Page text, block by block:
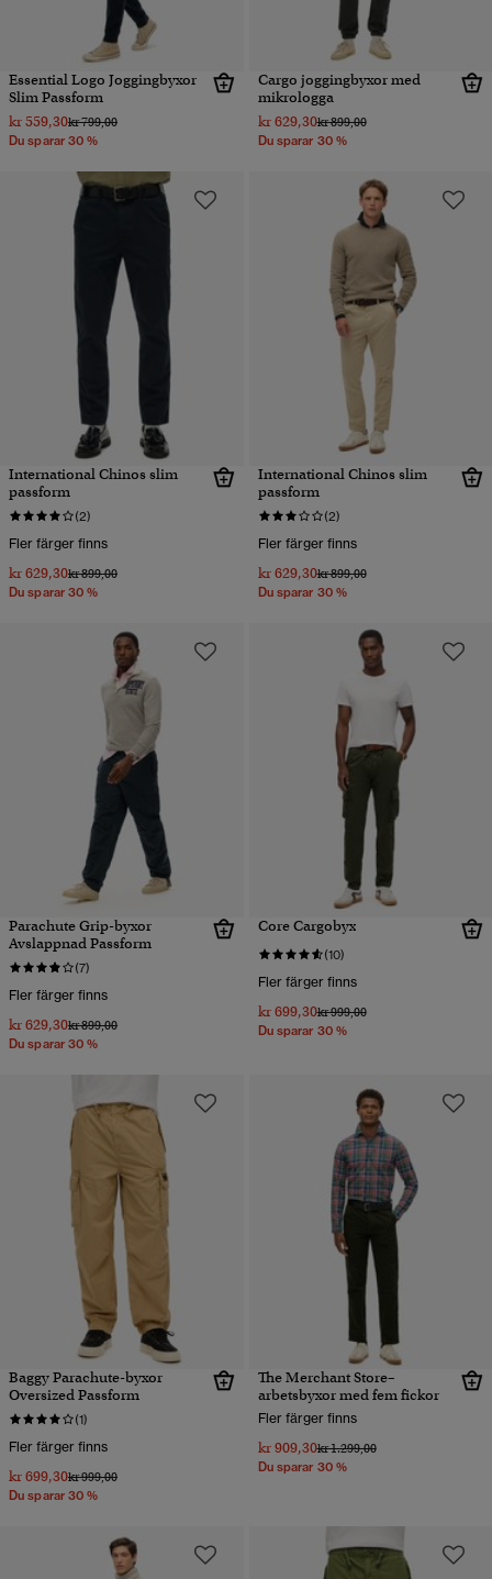
Essential Logo Joggingbyxor
Slim Passform
kr 559,30Pris reducerat från
kr 799,00till
Du sparar 30 %
Cargo joggingbyxor med
mikrologga
kr 629,30Pris reducerat från
kr 899,00till
Du sparar 30 %
International Chinos slim
passform
(2)
Fler färger finns
kr 629,30Pris reducerat från
kr 899,00till
Du sparar 30 %
International Chinos slim
passform
(2)
Fler färger finns
kr 629,30Pris reducerat från
kr 899,00till
Du sparar 30 %
Parachute Grip-byxor
Avslappnad Passform
(7)
Fler färger finns
kr 629,30Pris reducerat från
kr 899,00till
Du sparar 30 %
Core Cargobyx
(10)
Fler färger finns
kr 699,30Pris reducerat från
kr 999,00till
Du sparar 30 %
Baggy Parachute-byxor
Oversized Passform
(1)
Fler färger finns
kr 699,30Pris reducerat från
kr 999,00till
Du sparar 30 %
The Merchant Store–
arbetsbyxor med fem fickor
Fler färger finns
kr 909,30Pris reducerat från
kr 1.299,00till
Du sparar 30 %